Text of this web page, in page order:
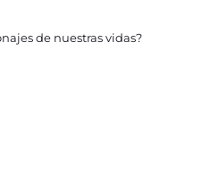
de nuestras vidas?